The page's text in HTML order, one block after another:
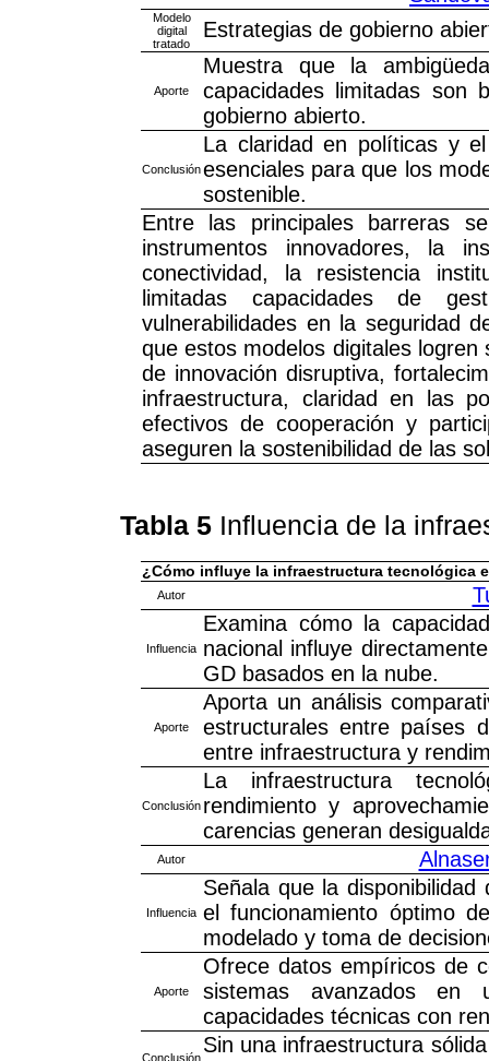
Modelo
digital
tratado
Estrategias de gobierno
Aporte
Muestra que la
capacidades limitadas son
gobierno abierto.
Conclusión
La claridad en políticas y
esenciales para que los
sostenible.
Entre las principales barreras
instrumentos innovadores, la
conectividad, la resistencia
limitadas capacidades de
vulnerabilidades en la seguridad
que estos modelos digitales
de innovación disruptiva,
infraestructura, claridad en las
efectivos de cooperación y
aseguren la sostenibilidad de las
Tabla 5 Influencia de la
¿Cómo influye la infraestructura tecnológica
Autor
Influencia
Examina cómo la
nacional influye
GD basados en la nube.
Aporte
Aporta un análisis
estructurales entre países
entre infraestructura y
Conclusión
La infraestructura
rendimiento y
carencias generan
Autor
Influencia
Señala que la
el funcionamiento óptimo
modelado y toma de
Aporte
Ofrece datos empíricos de
sistemas avanzados en
capacidades técnicas con
Conclusión
Sin una infraestructura